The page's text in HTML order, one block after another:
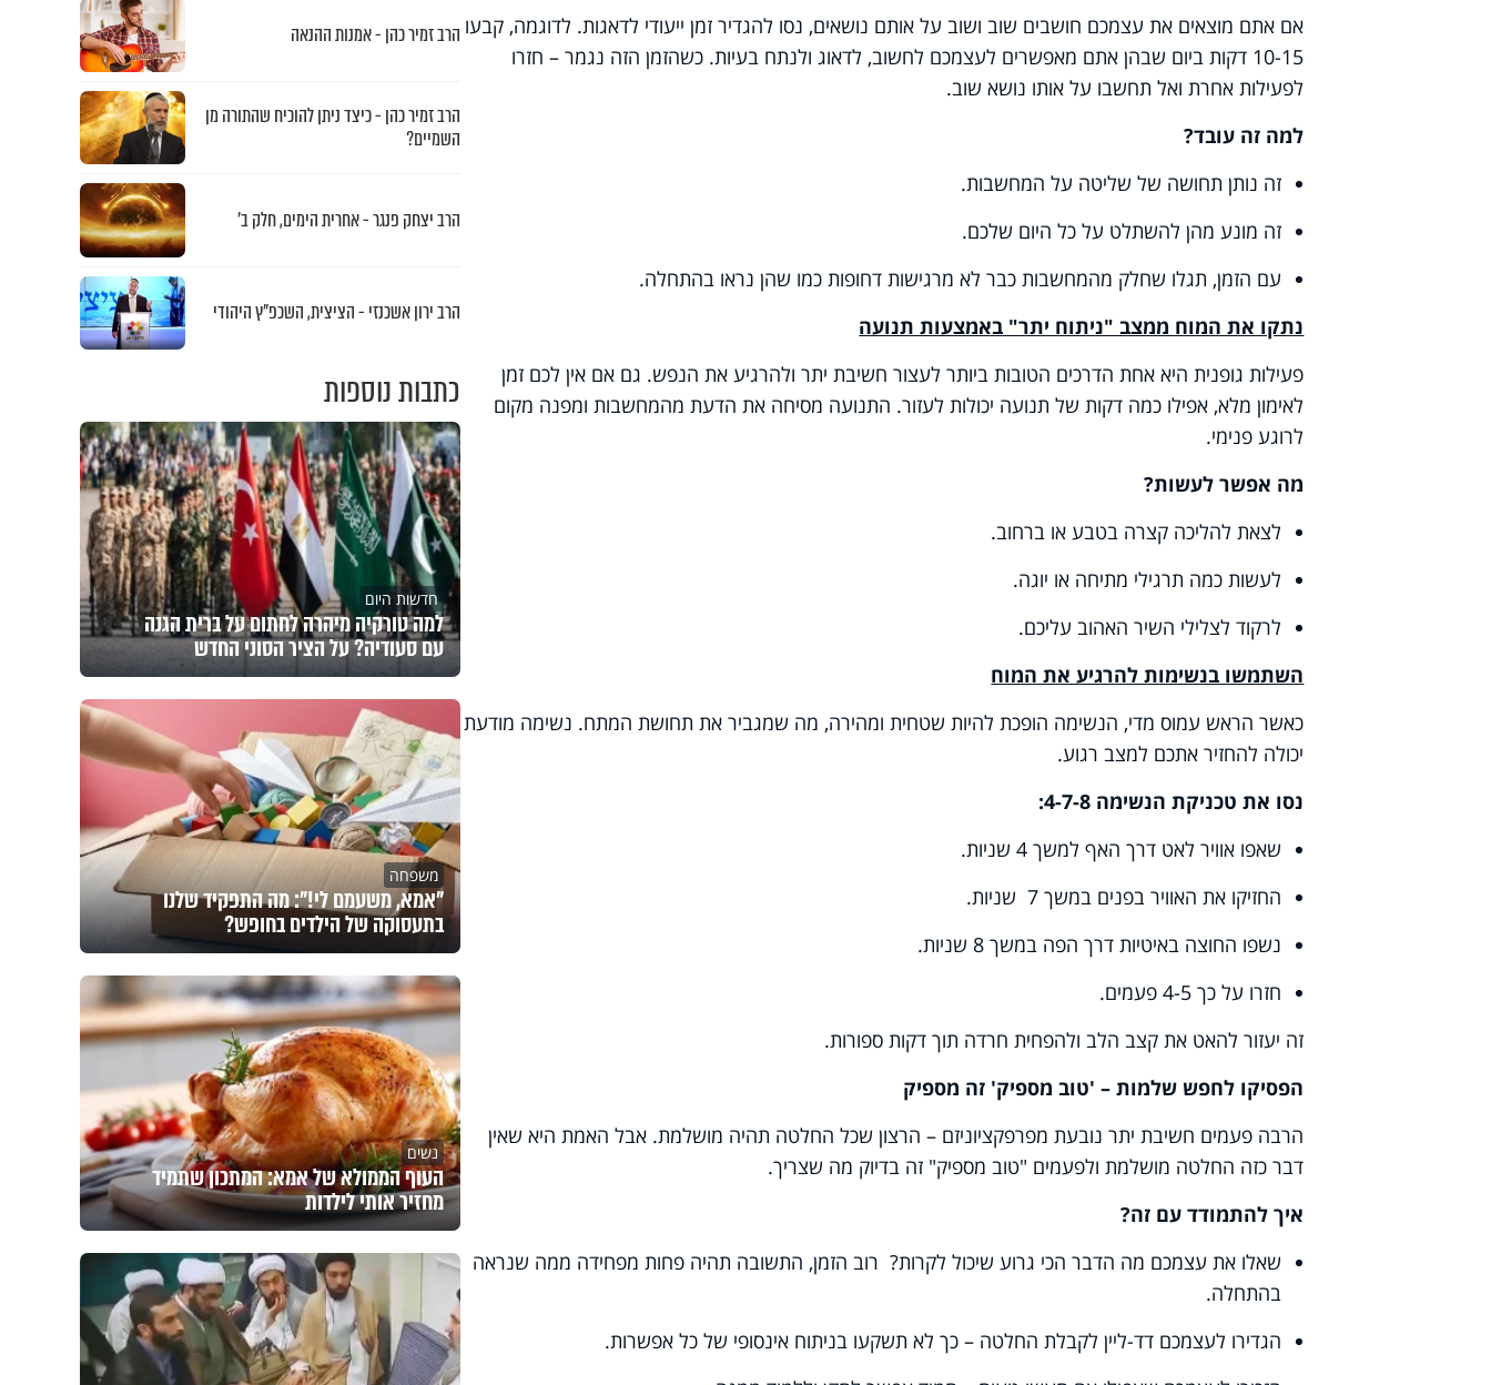
אם אתם מוצאים את עצמכם חושבים שוב ושוב על אותם נושאים, נסו להגדיר זמן ייעודי לדאגות. לדוגמה, קבעו
10-15 דקות ביום שבהן אתם מאפשרים לעצמכם לחשוב, לדאוג ולנתח בעיות. כשהזמן הזה נגמר – חזרו
לפעילות אחרת ואל תחשבו על אותו נושא שוב.
למה זה עובד?
זה נותן תחושה של שליטה על המחשבות.
זה מונע מהן להשתלט על כל היום שלכם.
עם הזמן, תגלו שחלק מהמחשבות כבר לא מרגישות דחופות כמו שהן נראו בהתחלה.
נתקו את המוח ממצב "ניתוח יתר" באמצעות תנועה
פעילות גופנית היא אחת הדרכים הטובות ביותר לעצור חשיבת יתר ולהרגיע את הנפש. גם אם אין לכם זמן
לאימון מלא, אפילו כמה דקות של תנועה יכולות לעזור. התנועה מסיחה את הדעת מהמחשבות ומפנה מקום
לרוגע פנימי.
מה אפשר לעשות?
לצאת להליכה קצרה בטבע או ברחוב.
לעשות כמה תרגילי מתיחה או יוגה.
לרקוד לצלילי השיר האהוב עליכם.
השתמשו בנשימות להרגיע את המוח
כאשר הראש עמוס מדי, הנשימה הופכת להיות שטחית ומהירה, מה שמגביר את תחושת המתח. נשימה מודעת
יכולה להחזיר אתכם למצב רגוע.
נסו את טכניקת הנשימה 4-7-8
:
שאפו אוויר לאט דרך האף למשך 4 שניות
.
החזיקו את האוויר בפנים במשך 7 שניות
.
נשפו החוצה באיטיות דרך הפה במשך 8 שניות
.
חזרו על כך 4-5 פעמים
.
זה יעזור להאט את קצב הלב ולהפחית חרדה תוך דקות ספורות.
הפסיקו לחפש שלמות – 'טוב מספיק' זה מספיק
הרבה פעמים חשיבת יתר נובעת מפרפקציוניזם – הרצון שכל החלטה תהיה מושלמת. אבל האמת היא שאין
דבר כזה החלטה מושלמת ולפעמים "טוב מספיק" זה בדיוק מה שצריך.
איך להתמודד עם זה?
שאלו את עצמכם מה הדבר הכי גרוע שיכול לקרות? רוב הזמן, התשובה תהיה פחות מפחידה ממה שנראה
בהתחלה.
הגדירו לעצמכם דד-ליין לקבלת החלטה – כך לא תשקעו בניתוח אינסופי של כל אפשרות.
הרב זמיר כהן - אמנות ההנאה
הרב זמיר כהן - כיצד ניתן להוכיח שהתורה מן
השמיים?
הרב יצחק פנגר - אחרית הימים, חלק ב’
הרב ירון אשכנזי - הציצית, השכפ"ץ היהודי
כתבות נוספות
חדשות היום
למה טורקיה מיהרה לחתום על ברית הגנה
עם סעודיה? על הציר הסוני החדש
משפחה
"אמא, משעמם לי!": מה התפקיד שלנו
בתעסוקה של הילדים בחופש?
נשים
העוף הממולא של אמא: המתכון שתמיד
מחזיר אותי לילדות